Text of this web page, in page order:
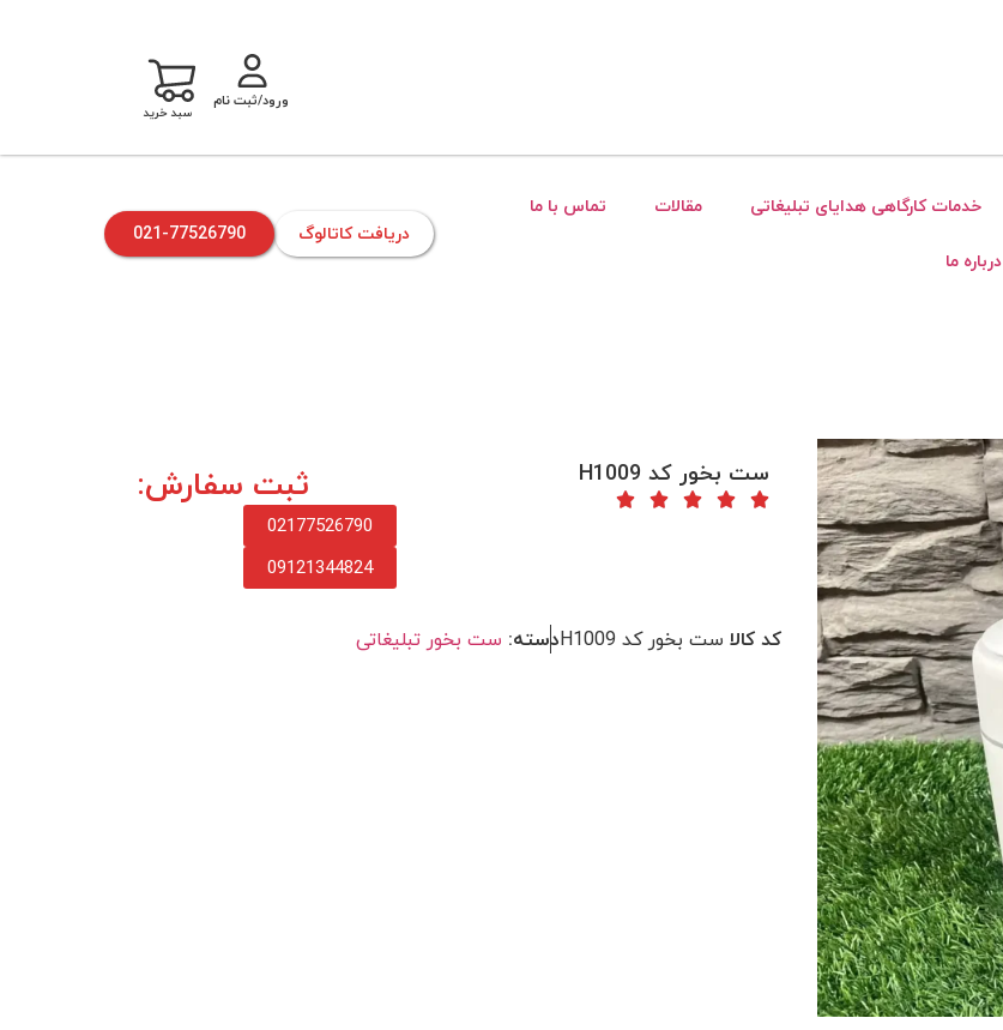
ورود/ثبت نام
سبد خرید
خدمات کارگاهی هدایای تبلیغاتی مقالات
تماس با ما
درباره ما
دریافت کاتالوگ 021-77526790
ست بخور کد H1009 ثبت سفارش:
02177526790
09121344824
کد کالا ست بخور کد H1009 دسته: ست بخور تبلیغاتی